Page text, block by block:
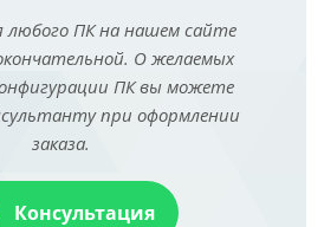
любого ПК на нашем сайте
О желаемых
ПК вы можете
при оформлении
заказа.
Консультация